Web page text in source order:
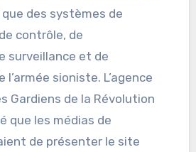
des systèmes de
contrôle, de
surveillance et de
sioniste. L’agence
Gardiens de la Révolution
que les médias de
de présenter le site